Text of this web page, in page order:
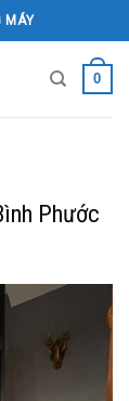
MÁY
0
Phước